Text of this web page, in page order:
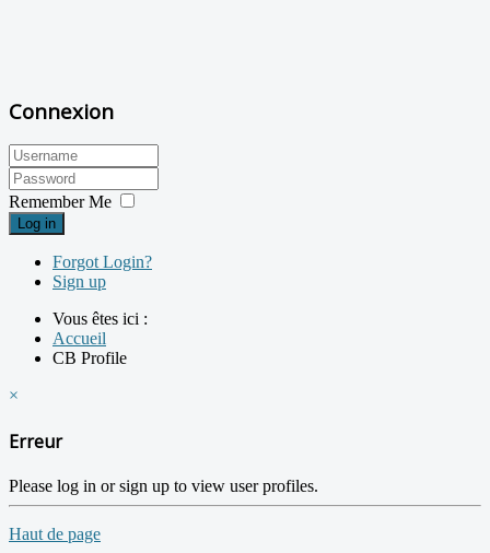
Connexion
Remember Me
Log in
Forgot Login?
Sign up
Vous êtes ici :
Accueil
CB Profile
×
Erreur
Please log in or sign up to view user profiles.
Haut de page